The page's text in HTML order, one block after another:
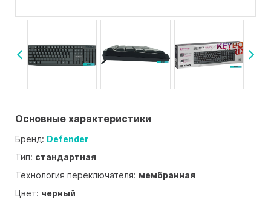
Основные характеристики
Бренд: Defender
Тип: стандартная
Технология переключателя: мембранная
Цвет: черный